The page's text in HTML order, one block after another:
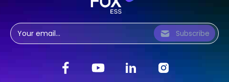
Subscribe